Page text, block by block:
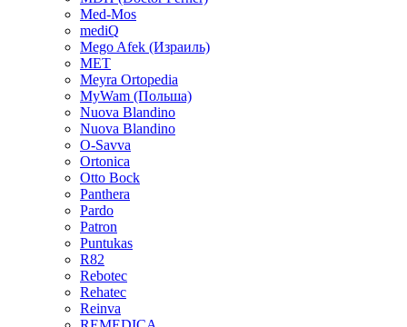
Med-Mos
mediQ
Mego Afek (Израиль)
MET
Meyra Ortopedia
MyWam (Польша)
Nuova Blandino
Nuova Blandino
O-Savva
Ortonica
Otto Bock
Panthera
Pardo
Patron
Puntukas
R82
Rebotec
Rehatec
Reinva